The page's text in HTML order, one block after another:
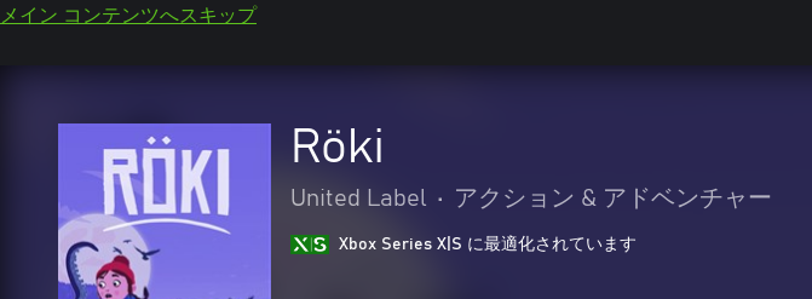
メイン コンテンツへスキップ
Röki
United Label • アクション & アドベンチャー
Xbox Series X|S に最適化されています